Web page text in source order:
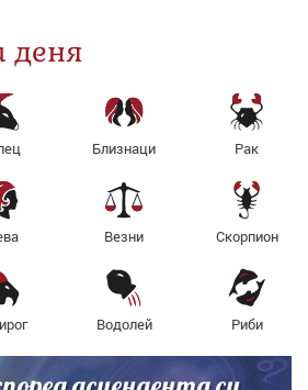
деня
Близнаци Рак
Везни Скорпион
Водолей Риби